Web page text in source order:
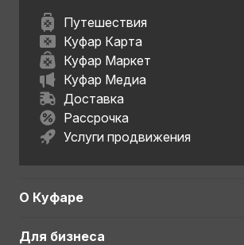
Путешествия
Куфар Карта
Куфар Маркет
Куфар Медиа
Доставка
Рассрочка
Услуги продвижения
О Куфаре
Для бизнеса